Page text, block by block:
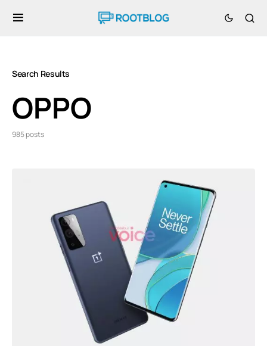
Search Results
OPPO
985 posts